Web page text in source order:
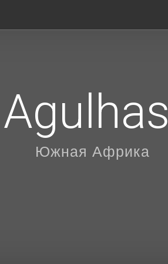
Agulhas
Южная Африка